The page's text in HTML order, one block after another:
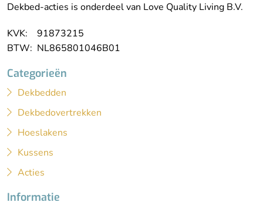
Dekbed-acties is onderdeel van Love Quality Living B.V.
KVK: 91873215
BTW: NL865801046B01
Categorieën
Dekbedden
Dekbedovertrekken
Hoeslakens
Kussens
Acties
Informatie